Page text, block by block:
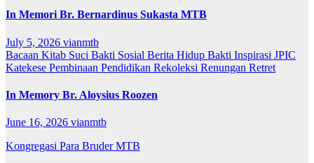
In Memori Br. Bernardinus Sukasta MTB
July 5, 2026 vianmtb
Bacaan Kitab Suci Bakti Sosial Berita Hidup Bakti Inspirasi JPIC
Katekese Pembinaan Pendidikan Rekoleksi Renungan Retret
In Memory Br. Aloysius Roozen
June 16, 2026 vianmtb
Kongregasi Para Bruder MTB